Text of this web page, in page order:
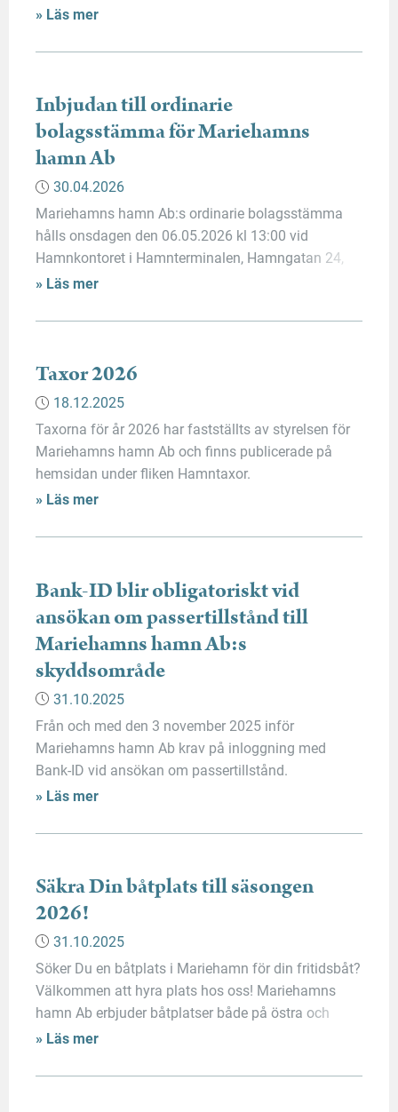
båtplatskunder är välkomna att lägga till vid sina
» Läs mer
Inbjudan till ordinarie
bolagsstämma för Mariehamns
hamn Ab
30.04.2026
Mariehamns hamn Ab:s ordinarie bolagsstämma
hålls onsdagen den 06.05.2026 kl 13:00 vid
Hamnkontoret i Hamnterminalen, Hamngatan 24,
22100 Mariehamn. Under stämman kommer
Bolagsstämman är öppen för allmänheten. Vid
Mariehamns hamn Ab.
» Läs mer
Taxor 2026
18.12.2025
Taxorna för år 2026 har fastställts av styrelsen för
Mariehamns hamn Ab och finns publicerade på
hemsidan under fliken Hamntaxor.
» Läs mer
Bank-ID blir obligatoriskt vid
ansökan om passertillstånd till
Mariehamns hamn Ab:s
skyddsområde
31.10.2025
Från och med den 3 november 2025 inför
Mariehamns hamn Ab krav på inloggning med
Bank-ID vid ansökan om passertillstånd.
Förändringen är ett direkt resultat av den nya lagen
stärker sjöfartsskyddet och utvidgar kraven på
till kritiska uppgifter och […]
» Läs mer
Säkra Din båtplats till säsongen
2026!
31.10.2025
Söker Du en båtplats i Mariehamn för din fritidsbåt?
Välkommen att hyra plats hos oss! Mariehamns
hamn Ab erbjuder båtplatser både på östra och
västra sidan av Mariehamn. Bokningen av
hamnbolaget så ser vi vilken plats som kan passa
» Läs mer